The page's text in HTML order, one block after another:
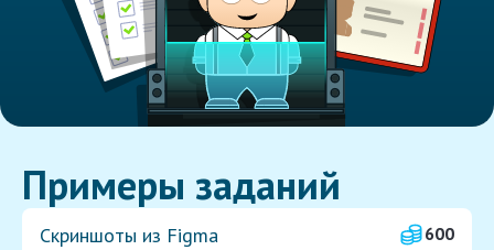
Примеры заданий
Скриншоты из Figma
600